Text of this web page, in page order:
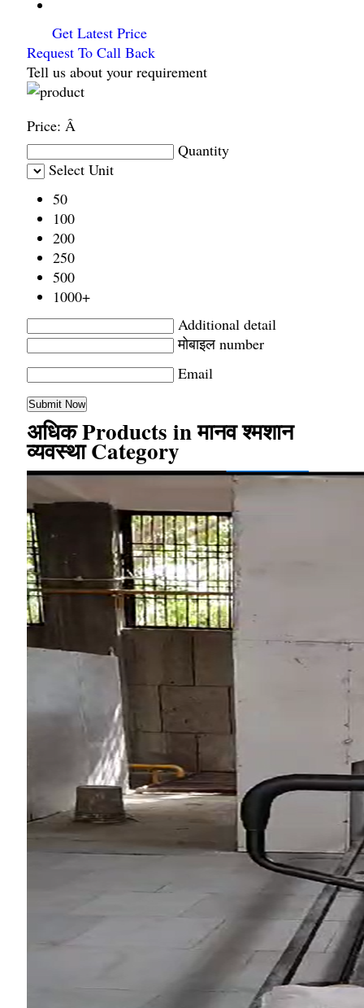
Get Latest Price
Request To Call Back
Tell us about your requirement
Price: Â
Quantity
Select Unit
50
100
200
250
500
1000+
Additional detail
मोबाइल number
Email
अधिक Products in मानव श्मशान
व्यवस्था Category